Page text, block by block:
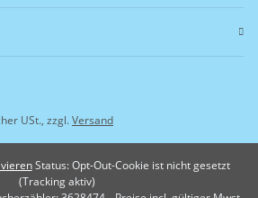
USt., zzgl.Versand
Status: Opt-Out-Cookie ist nicht gesetzt
(Tracking aktiv)